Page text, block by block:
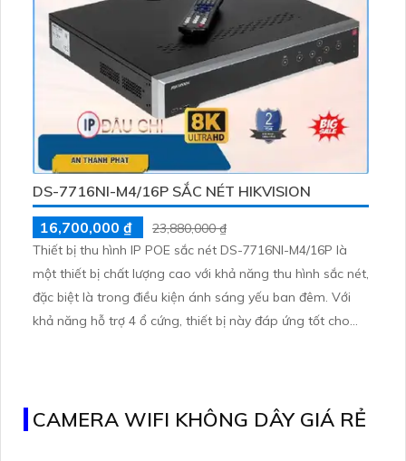
DS-7716NI-M4/16P SẮC NÉT HIKVISION
16,700,000 ₫
23,880,000 ₫
Thiết bị thu hình IP POE sắc nét DS-7716NI-M4/16P là
một thiết bị chất lượng cao với khả năng thu hình sắc nét,
đặc biệt là trong điều kiện ánh sáng yếu ban đêm. Với
khả năng hỗ trợ 4 ổ cứng, thiết bị này đáp ứng tốt cho
CAMERA WIFI KHÔNG DÂY GIÁ RẺ